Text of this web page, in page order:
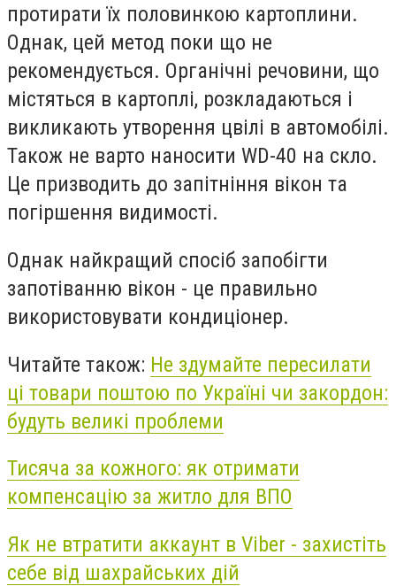
протирати їх половинкою картоплини.
Однак, цей метод поки що не
рекомендується. Органічні речовини, що
містяться в картоплі, розкладаються і
викликають утворення цвілі в автомобілі.
Також не варто наносити WD-40 на скло.
Це призводить до запітніння вікон та
погіршення видимості.
Однак найкращий спосіб запобігти
запотіванню вікон - це правильно
використовувати кондиціонер.
Читайте також: Не здумайте пересилати
ці товари поштою по Україні чи закордон:
будуть великі проблеми
Тисяча за кожного: як отримати
компенсацію за житло для ВПО
Як не втратити аккаунт в Viber - захистіть
себе від шахрайських дій